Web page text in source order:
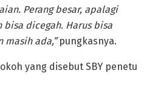
Perang besar, apalagi
bisa dicegah. Harus bisa
masih ada,”pungkasnya.
yang disebut SBY penetu